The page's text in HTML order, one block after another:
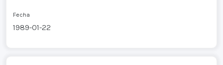
Fecha
1989-01-22